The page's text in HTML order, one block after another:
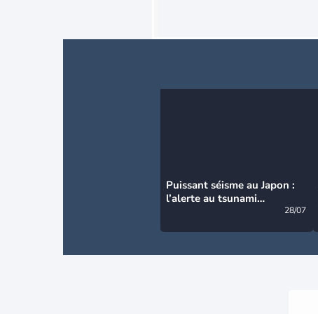
Puissant séisme au Japon :
l’alerte au tsunami
28/07